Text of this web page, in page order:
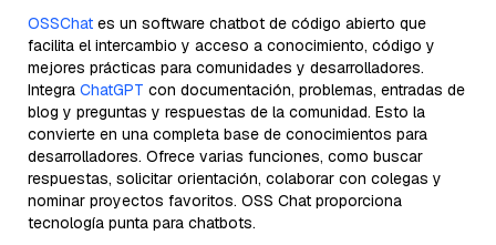
OSSChat es un software chatbot de código abierto que
facilita el intercambio y acceso a conocimiento, código y
mejores prácticas para comunidades y desarrolladores.
Integra ChatGPT con documentación, problemas, entradas de
blog y preguntas y respuestas de la comunidad. Esto la
convierte en una completa base de conocimientos para
desarrolladores. Ofrece varias funciones, como buscar
respuestas, solicitar orientación, colaborar con colegas y
nominar proyectos favoritos. OSS Chat proporciona
tecnología punta para chatbots.